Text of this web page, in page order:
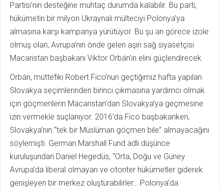
Partisi’nin desteğine muhtaç durumda kalabilir. Bu parti,
hükümetin bir milyon Ukraynalı mülteciyi Polonya’ya
almasına karşı kampanya yürütüyor. Bu şu an görece izole
olmuş olan, Avrupa’nın önde gelen aşırı sağ siyasetçisi
Macaristan başbakanı Viktor Orbán’ın elini güçlendirecek.
Orbán, müttefiki Robert Fico’nun geçtiğimiz hafta yapılan
Slovakya seçimlerinden birinci çıkmasına yardımcı olmak
için göçmenlerin Macaristan’dan Slovakya’ya geçmesine
izin vermekle suçlanıyor. 2016’da Fico başbakanken,
Slovakya’nın “tek bir Müslüman göçmen bile” almayacağını
söylemişti. German Marshall Fund adlı düşünce
kuruluşundan Daniel Hegedüs, “Orta, Doğu ve Güney
Avrupa’da liberal olmayan ve otoriter hükümetler giderek
genişleyen bir merkez oluşturabilirler… Polonya’da